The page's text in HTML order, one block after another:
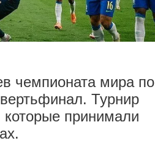
чемпионата мира по
Турнир
принимали